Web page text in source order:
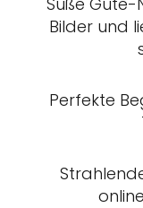
Bilder und
Perfekte